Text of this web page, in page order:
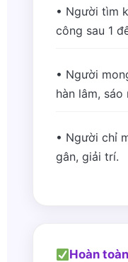
• Người tìm
công sau 1
• Người
hàn lâm, sáo
• Người chỉ
gân, giải trí.
Hoàn